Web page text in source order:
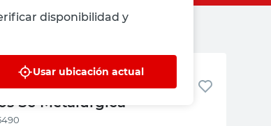
disponibilidad y
Usar ubicación actual
Fijación 2x5" Negro 30
Sc Metalúrgica